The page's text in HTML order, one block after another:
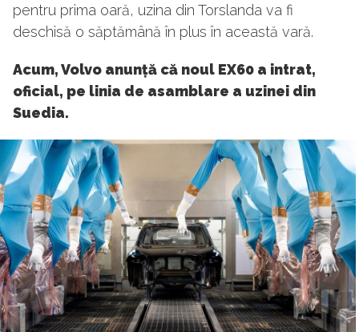
pentru prima oară, uzina din Torslanda va fi
deschisă o săptămână în plus în această vară.
Acum, Volvo anunță că noul EX60 a intrat,
oficial, pe linia de asamblare a uzinei din
Suedia.